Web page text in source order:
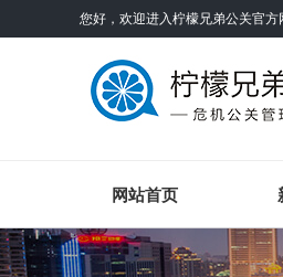
您好，欢迎进入柠檬兄弟公关官方
网站首页